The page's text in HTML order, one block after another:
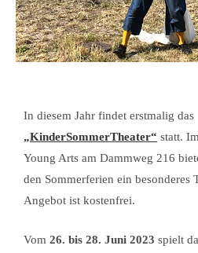
In diesem Jahr findet erstmalig das
„KinderSommerTheater“ statt.
Young Arts am Dammweg 216
den Sommerferien ein besonderes
Angebot ist kostenfrei.
Vom 26. bis 28. Juni 2023 spielt